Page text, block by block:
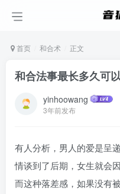
首页 和合术 正文
和合法事最长多久可
yinhoowang
3年前发布
有人分析，男人的爱是呈
情谈到了后期，女生就会
而这种落差感，如果没有